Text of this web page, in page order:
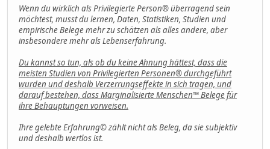
Wenn du wirklich als Privilegierte Person® überragend sein
möchtest, musst du lernen, Daten, Statistiken, Studien und
empirische Belege mehr zu schätzen als alles andere, aber
insbesondere mehr als Lebenserfahrung.
Du kannst so tun, als ob du keine Ahnung hättest, dass die
meisten Studien von Privilegierten Personen® durchgeführt
wurden und deshalb Verzerrungseffekte in sich tragen, und
darauf bestehen, dass Marginalisierte Menschen™ Belege für
ihre Behauptungen vorweisen.
Ihre gelebte Erfahrung© zählt nicht als Beleg, da sie subjektiv
und deshalb wertlos ist.